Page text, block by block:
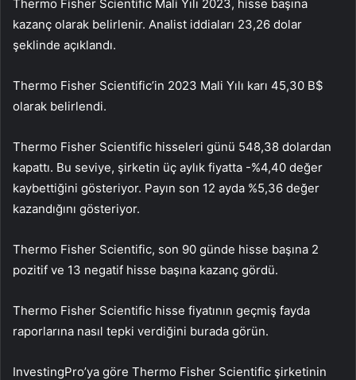
Thermo Fisher Scientific Mali Yılı 2023, hisse başına
kazanç olarak belirlenir. Analist iddiaları 23,26 dolar
şeklinde açıklandı.
Thermo Fisher Scientific’in 2023 Mali Yılı karı 45,30 B$
olarak belirlendi.
Thermo Fisher Scientific hisseleri günü 548,38 dolardan
kapattı. Bu seviye, şirketin üç aylık fiyatta -%4,40 değer
kaybettiğini gösteriyor. Payın son 12 ayda %5,36 değer
kazandığını gösteriyor.
Thermo Fisher Scientific, son 90 günde hisse başına 2
pozitif ve 13 negatif hisse başına kazanç gördü.
Thermo Fisher Scientific hisse fiyatının geçmiş fayda
raporlarına nasıl tepki verdiğini burada görün.
InvestingPro’ya göre Thermo Fisher Scientific şirketinin